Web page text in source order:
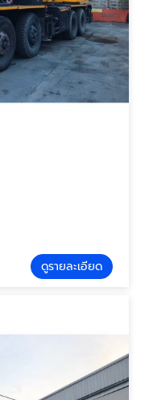
ดูรายละเอียด